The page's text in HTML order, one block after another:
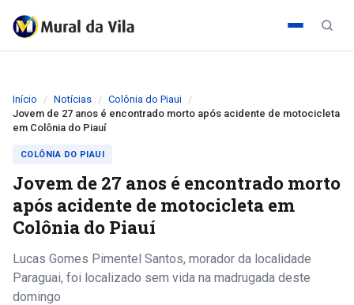
Início Notícias
Colônia do Piaui
Jovem de 27 anos é encontrado morto após acidente de motocicleta
em Colônia do Piauí
COLÔNIA DO PIAUI
Jovem de 27 anos é encontrado morto
após acidente de motocicleta em
Colônia do Piauí
Lucas Gomes Pimentel Santos, morador da localidade
Paraguai, foi localizado sem vida na madrugada deste
domingo